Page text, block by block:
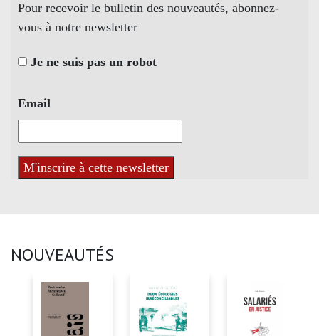
Pour recevoir le bulletin des nouveautés, abonnez-
vous à notre newsletter
Je ne suis pas un robot
Email
NOUVEAUTÉS